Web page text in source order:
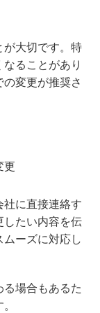
が大切です。特
ることがあり
変更が推奨さ
更
社に直接連絡す
したい内容を伝
ムーズに対応し
場合もあるた